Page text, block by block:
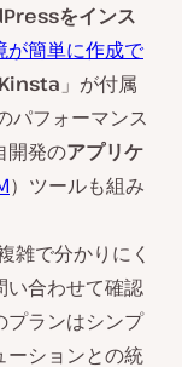
をインス
が簡単に作成で
」が付属
パフォーマンス
開発のアプリケ
）ツールも組み
雑で分かりにく
い合わせて確認
ランはシンプ
ーションとの統